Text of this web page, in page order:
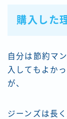
購入した
自分は節約マ
入してもよか
が、
ジーンズは長